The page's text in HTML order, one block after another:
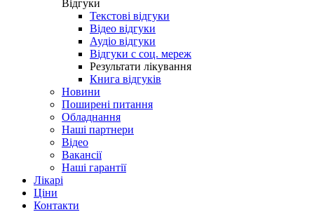
Відгуки
Текстові відгуки
Відео відгуки
Аудіо відгуки
Відгуки с соц. мереж
Результати лікування
Книга відгуків
Новини
Поширені питання
Обладнання
Наші партнери
Відео
Вакансії
Наші гарантії
Лікарі
Ціни
Контакти